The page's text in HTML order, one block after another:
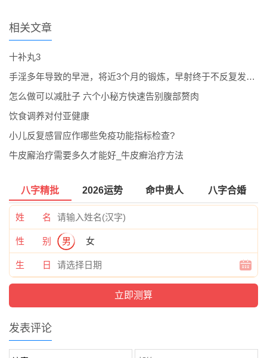
相关文章
十补丸3
手淫多年导致的早泄，将近3个月的锻炼，早射终于不反复发作了。
怎么做可以减肚子 六个小秘方快速告别腹部赘肉
饮食调养对付亚健康
小儿反复感冒应作哪些免疫功能指标检查?
牛皮廨治疗需要多久才能好_牛皮癣治疗方法
八字精批 2026运势 命中贵人 八字合婚
姓 名
性 别 男 女
生 日
发表评论